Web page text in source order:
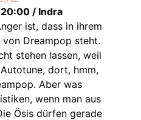
/ Indra
ist, dass in ihrem
Dreampop steht.
stehen lassen, weil
dort, hmm,
Aber was
wenn man aus
Ösis dürfen gerade